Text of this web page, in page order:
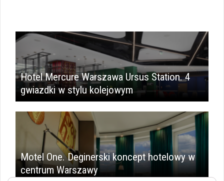
Hotel Mercure Warszawa Ursus Station. 4
gwiazdki w stylu kolejowym
Motel One. Deginerski koncept hotelowy w
centrum Warszawy